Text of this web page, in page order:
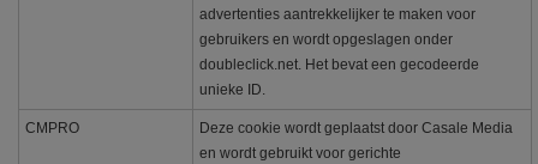
advertenties aantrekkelijker te maken voor
gebruikers en wordt opgeslagen onder
doubleclick.net. Het bevat een gecodeerde
unieke ID.
CMPRO
Deze cookie wordt geplaatst door Casale Media
en wordt gebruikt voor gerichte